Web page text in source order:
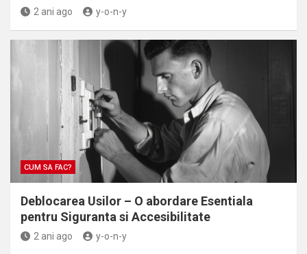
2 ani ago y-o-n-y
CUM SA FAC?
Deblocarea Usilor – O abordare Esentiala
pentru Siguranta si Accesibilitate
2 ani ago y-o-n-y